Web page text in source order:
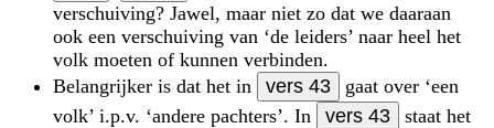
verschuiving? Jawel, maar niet zo dat we daaraan
ook een verschuiving van ‘de leiders’ naar heel het
volk moeten of kunnen verbinden.
Belangrijker is dat het in
vers 43
gaat over ‘een
volk’ i.p.v. ‘andere pachters’. In
vers 43
staat het